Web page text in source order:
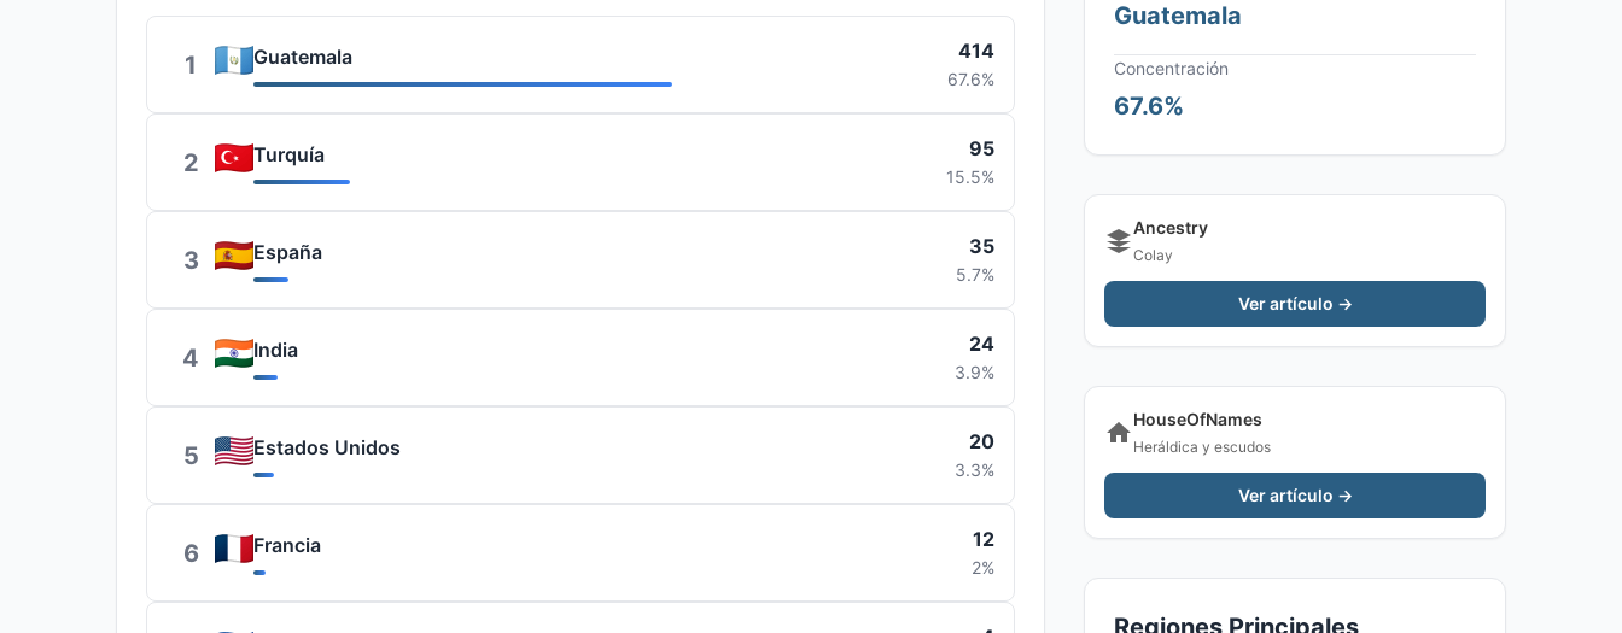
1 Guatemala 414
67.6%
2 Turquía 95
15.5%
3 España 35
5.7%
4 India 24
3.9%
5 Estados Unidos 20
3.3%
6 Francia 12
2%
Guatemala
Concentración
67.6%
Ancestry
Colay
Ver artículo →
HouseOfNames
Heráldica y escudos
Ver artículo →
Regiones Principales